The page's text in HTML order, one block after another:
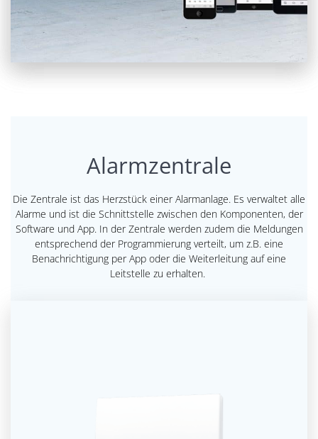
Alarmzentrale
Die Zentrale ist das Herzstück einer Alarmanlage. Es verwaltet alle
Alarme und ist die Schnittstelle zwischen den Komponenten, der
Software und App. In der Zentrale werden zudem die Meldungen
entsprechend der Programmierung verteilt, um z.B. eine
Benachrichtigung per App oder die Weiterleitung auf eine
Leitstelle zu erhalten.